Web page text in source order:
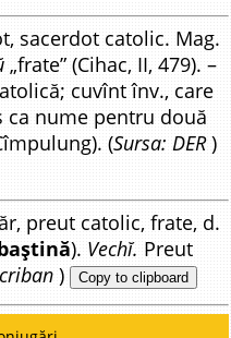
sacerdot catolic. Mag.
„frate” (Cihac, II, 479). –
cuvînt înv., care
ca nume pentru două
(Sursa: DER)
preut catolic, frate, d.
). Vechĭ. Preut
) Copy to clipboard